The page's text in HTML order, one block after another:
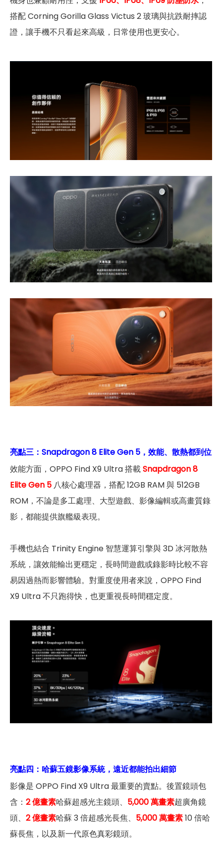
搭配 Corning Gorilla Glass Victus 2 玻璃與抗跌耐摔認
證，讓手機不只看起來高級，日常使用也更安心。
亮點三： Snapdragon 8 Elite Gen 5，效能、散熱都到位
效能方面，OPPO Find X9 Ultra 搭載Snapdragon 8
Elite Gen 5 八核心處理器，搭配 12GB RAM 與 512GB
ROM，不論是多工處理、大型遊戲、影像編輯或高畫質錄
影，都能提供旗艦級表現。
手機也結合 Trinity Engine 智慧運算引擎與 3D 冰河散熱
系統，讓效能輸出更穩定，長時間遊戲或錄影時比較不容
易因過熱而影響體驗。對重度使用者來說，OPPO Find
X9 Ultra 不只跑得快，也更重視長時間穩定度。
亮點四： 哈蘇五鏡影像系統，遠近都能拍出細節
影像是 OPPO Find X9 Ultra 最重要的賣點。後置鏡頭包
含： 2 億畫素哈蘇超感光主鏡頭、 5,000 萬畫素超廣角鏡
頭、 2 億畫素哈蘇 3 倍超感光長焦、 5,000 萬畫素10 倍哈
蘇長焦，以及新一代原色真彩鏡頭。